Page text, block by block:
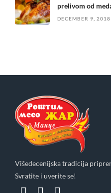
prelivom od
DECEMBER 9, 2018
Višedecenijska tradicija
Svratite i uverite se!